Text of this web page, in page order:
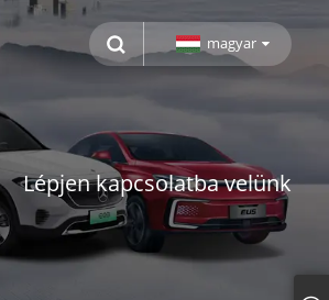
magyar
Lépjen kapcsolatba velünk